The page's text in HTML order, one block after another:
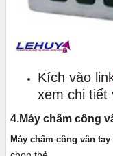
Kích vào
xem chi tiết
4.Máy chấm công
Máy chấm công vân